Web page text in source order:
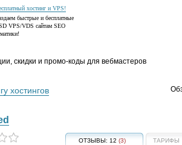
хостинг и VPS!
быстрые и бесплатные
VPS/VDS сайтам SEO
скидки и промо-коды для вебмастеров
хостингов
ОТЗЫВЫ: 12 (3) ТАРИФЫ